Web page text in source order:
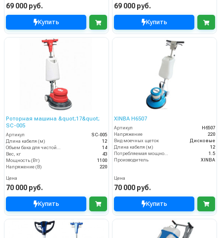
69 000 руб.
Купить
69 000 руб.
Купить
Роторная машина &quot;17&quot;
SC-005
Артикул
SC-005
Длина кабеля (м)
12
14
Вес, кг
43
Мощность (Вт)
1100
Напряжение (В)
220
Цена
70 000 руб.
Купить
XINBA H6507
Артикул
H6507
Напряжение
220
Вид моечных щеток
Дисковые
Длина кабеля (м)
12
1.5
Производитель
XINBA
Цена
70 000 руб.
Купить